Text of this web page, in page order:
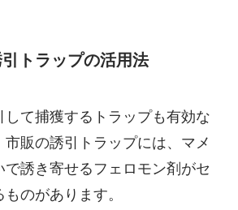
トラップの活用法
して捕獲するトラップも有効な
販の誘引トラップには、マメ
で誘き寄せるフェロモン剤がセ
のがあります。